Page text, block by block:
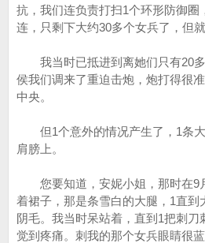
抗，我们连负责打扫1个环形防御圈
连，只剩下大约30多个女兵了，但就
我当时已抵进到离她们只有20多
侯我们调来了重迫击炮，炮打得很
中央。
但1个意外的情况产生了，1条大
肩膀上。
您要知道，安妮小姐，那时在9
着裙子，那是条雪白的大腿，1直到
阴毛。我当时呆站着，直到1把刺
觉到疼痛。刺我的那个女兵眼睛很